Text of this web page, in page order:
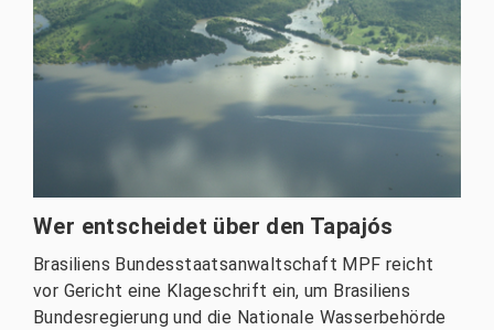
Wer entscheidet über den Tapajós
Brasiliens Bundesstaatsanwaltschaft MPF reicht
vor Gericht eine Klageschrift ein, um Brasiliens
Bundesregierung und die Nationale Wasserbehörde